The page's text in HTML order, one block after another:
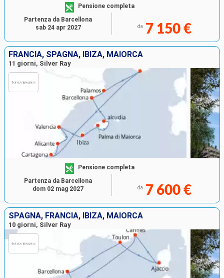
Pensione completa
da 7 150 €
Partenza da Barcellona
sab 24 apr 2027
FRANCIA, SPAGNA, IBIZA, MAIORCA
11 giorni, Silver Ray
Pensione completa
da 7 600 €
Partenza da Barcellona
dom 02 mag 2027
SPAGNA, FRANCIA, IBIZA, MAIORCA
10 giorni, Silver Ray